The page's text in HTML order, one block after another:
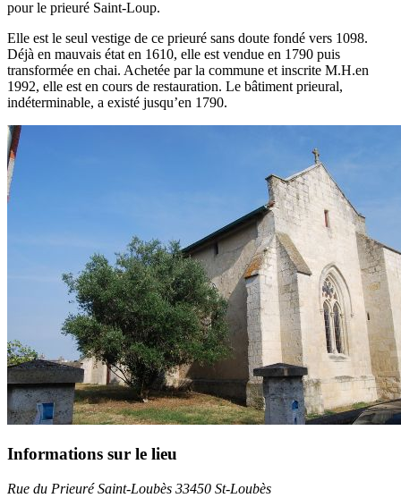
pour le prieuré Saint-Loup.
Elle est le seul vestige de ce prieuré sans doute fondé vers 1098.
Déjà en mauvais état en 1610, elle est vendue en 1790 puis
transformée en chai. Achetée par la commune et inscrite M.H.en
1992, elle est en cours de restauration. Le bâtiment prieural,
indéterminable, a existé jusqu’en 1790.
Informations sur le lieu
Rue du Prieuré Saint-Loubès 33450 St-Loubès